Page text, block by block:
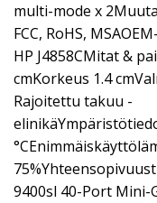
multi-mode x
FCC, RoHS,
HP J4858CMitat &
cmKorkeus 1.4
Rajoitettu takuu -
9400sl 40-Port Mini-